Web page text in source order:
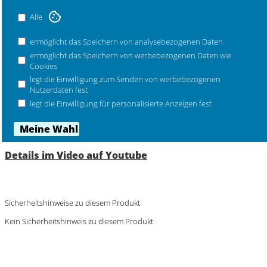
Alle
ermöglicht das Speichern von analysebezogenen Daten
ermöglicht das Speichern von werbebezogenen Daten wie
Cookies
legt die Einwilligung zum Senden von werbebezogenen
Nutzerdaten fest
legt die Einwilligung für personalisierte Anzeigen fest
Ausführung mit schwarzem Griff.
Maße:
Ø 14 cm, Höhe 18,5 cm, Inhalt 1 ltr.
Details im Video auf Youtube
Sicherheitshinweise zu diesem Produkt
Kein Sicherheitshinweis zu diesem Produkt